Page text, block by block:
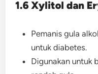
1.6 Xylitol dan
Pemanis gula
untuk diabetes.
Digunakan untuk